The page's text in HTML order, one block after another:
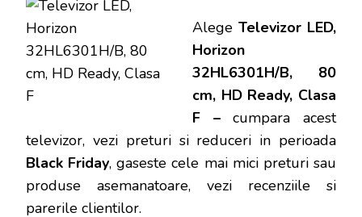
Alege Televizor LED,
Horizon
32HL6301H/B, 80
cm, HD Ready, Clasa
F –cumpara acest
televizor, vezi preturi si reduceri in perioada
Black Friday, gaseste cele mai mici preturi sau
produse asemanatoare, vezi recenziile si
parerile clientilor.